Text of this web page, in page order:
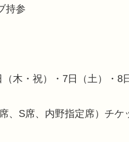
持参
木・祝）・7日（土）・8
、S席、内野指定席）チケ